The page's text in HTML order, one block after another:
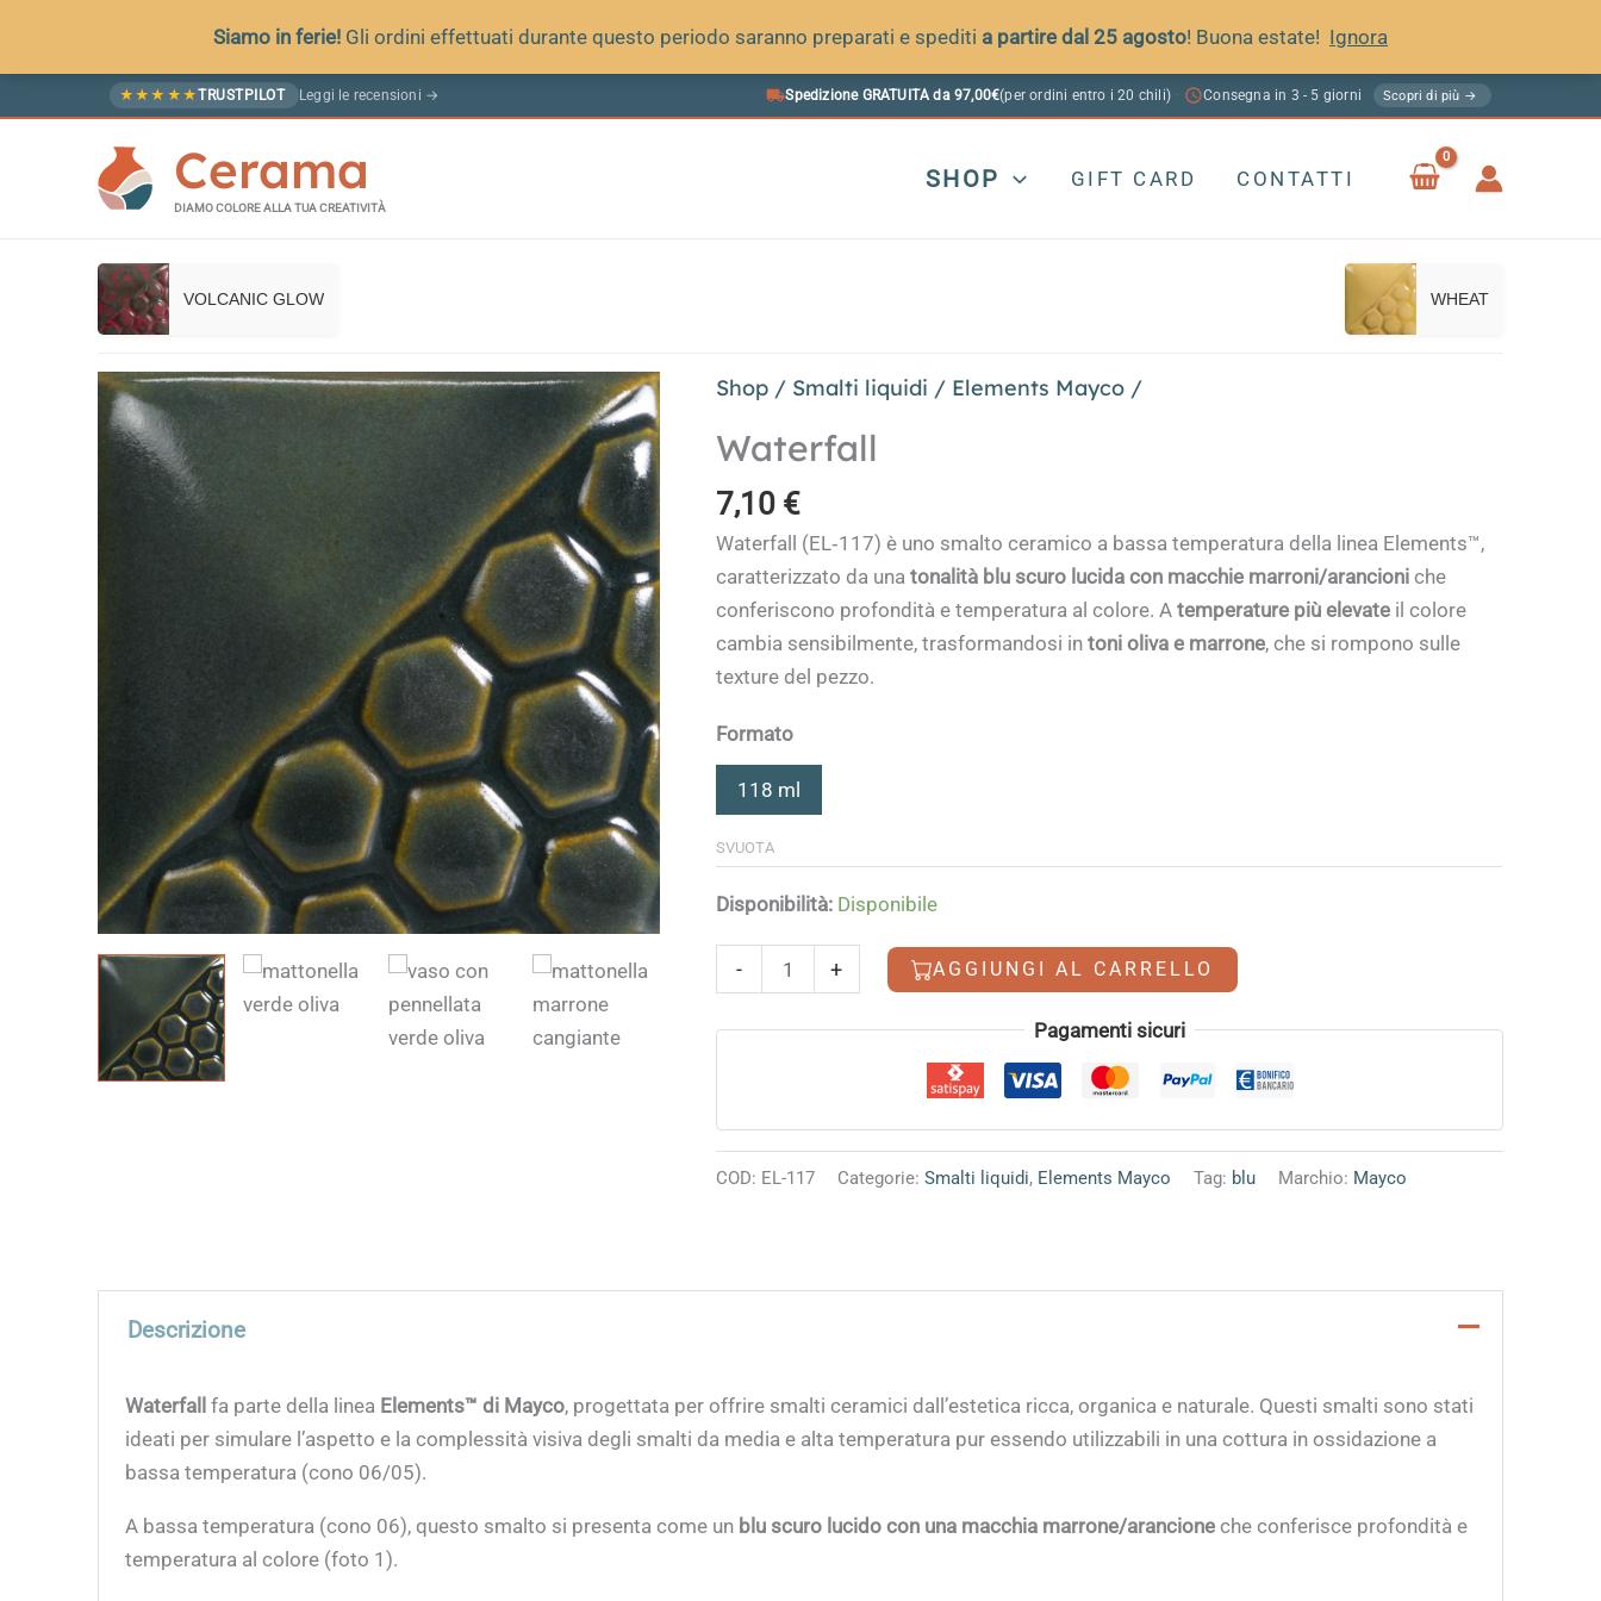
Siamo in ferie! Gli ordini effettuati durante questo periodo saranno preparati e spediti a partire dal 25 agosto! Buona estate! Ignora
al
★ ★ ★ ★ ★TRUSTPILOT Leggi le recensioni → Spedizione GRATUITA da 97,00€(per ordini entro i 20 chili) · Consegna in 3 - 5 giorni Scopri di più →
Cerama
DIAMO COLORE ALLA TUA CREATIVITÀ
SHOP GIFT CARD CONTATTI
VOLCANIC GLOW WHEAT
Shop / Smalti liquidi / Elements Mayco /
Waterfall
7,10 €
Waterfall (EL‑117) è uno smalto ceramico a bassa temperatura della linea Elements™,
caratterizzato da unatonalità blu scuro lucida con macchie marroni/arancioni che
conferiscono profondità e temperatura al colore. Atemperature più elevate il colore
cambia sensibilmente, trasformandosi intoni oliva e marrone, che si rompono sulle
texture del pezzo.
Formato
118 ml
SVUOTA
Disponibilità: Disponibile
-
Waterfall
quantità
+ AGGIUNGI AL CARRELLO
Alternative: Pagamenti sicuri
COD: EL-117 Categorie:Smalti liquidi, Elements Mayco Tag: blu Marchio: Mayco
Descrizione
Waterfallfa parte della linea Elements™ di Mayco, progettata per offrire smalti ceramici dall’estetica ricca, organica e naturale. Questi smalti sono stati
ideati per simulare l’aspetto e la complessità visiva degli smalti da media e alta temperatura pur essendo utilizzabili in una cottura in ossidazione a
bassa temperatura (cono 06/05).
A bassa temperatura (cono 06), questo smalto si presenta come un blu scuro lucido con una macchia marrone/arancione che conferisce profondità e
temperatura al colore (foto 1).